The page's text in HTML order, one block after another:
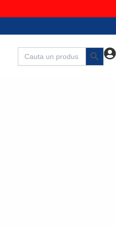
Search
for:
Search Button